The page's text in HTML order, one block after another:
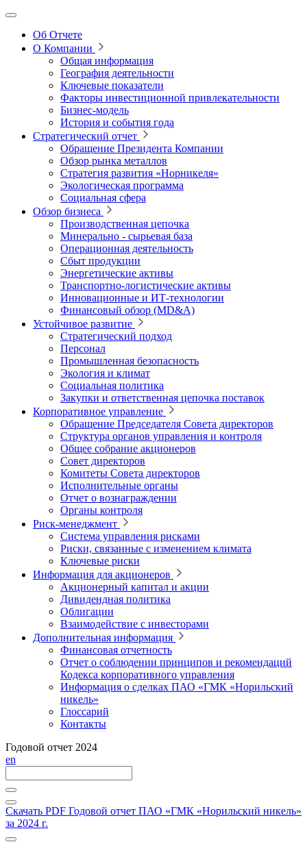
Об Отчете
О Компании
Общая информация
География деятельности
Ключевые показатели
Факторы инвестиционной привлекательности
Бизнес-модель
История и события года
Стратегический отчет
Обращение Президента Компании
Обзор рынка металлов
Стратегия развития «Норникеля»
Экологическая программа
Социальная сфера
Обзор бизнеса
Производственная цепочка
Минерально ‑ сырьевая база
Операционная деятельность
Сбыт продукции
Энергетические активы
Транспортно-логистические активы
Инновационные и ИТ‑технологии
Финансовый обзор (MD&A)
Устойчивое развитие
Стратегический подход
Персонал
Промышленная безопасность
Экология и климат
Социальная политика
Закупки и ответственная цепочка поставок
Корпоративное управление
Обращение Председателя Совета директоров
Структура органов управления и контроля
Общее собрание акционеров
Совет директоров
Комитеты Совета директоров
Исполнительные органы
Отчет о вознаграждении
Органы контроля
Риск-менеджмент
Система управления рисками
Риски, связанные с изменением климата
Ключевые риски
Информация для акционеров
Акционерный капитал и акции
Дивидендная политика
Облигации
Взаимодействие с инвесторами
Дополнительная информация
Финансовая отчетность
Отчет о соблюдении принципов и рекомендаций
Кодекса корпоративного управления
Информация о сделках ПАО «ГМК «Норильский
никель»
Глоссарий
Контакты
Годовой отчет 2024
en
Скачать PDF Годовой отчет ПАО «ГМК «Норильский никель»
за 2024 г.